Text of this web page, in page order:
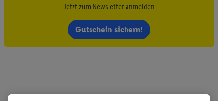
Jetzt zum Newsletter anmelden
Gutschein sichern!